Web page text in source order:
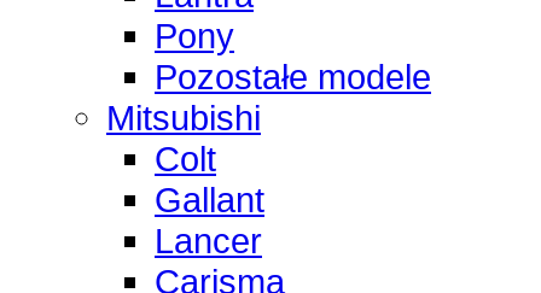
Pony
Pozostałe modele
Mitsubishi
Colt
Gallant
Lancer
Carisma